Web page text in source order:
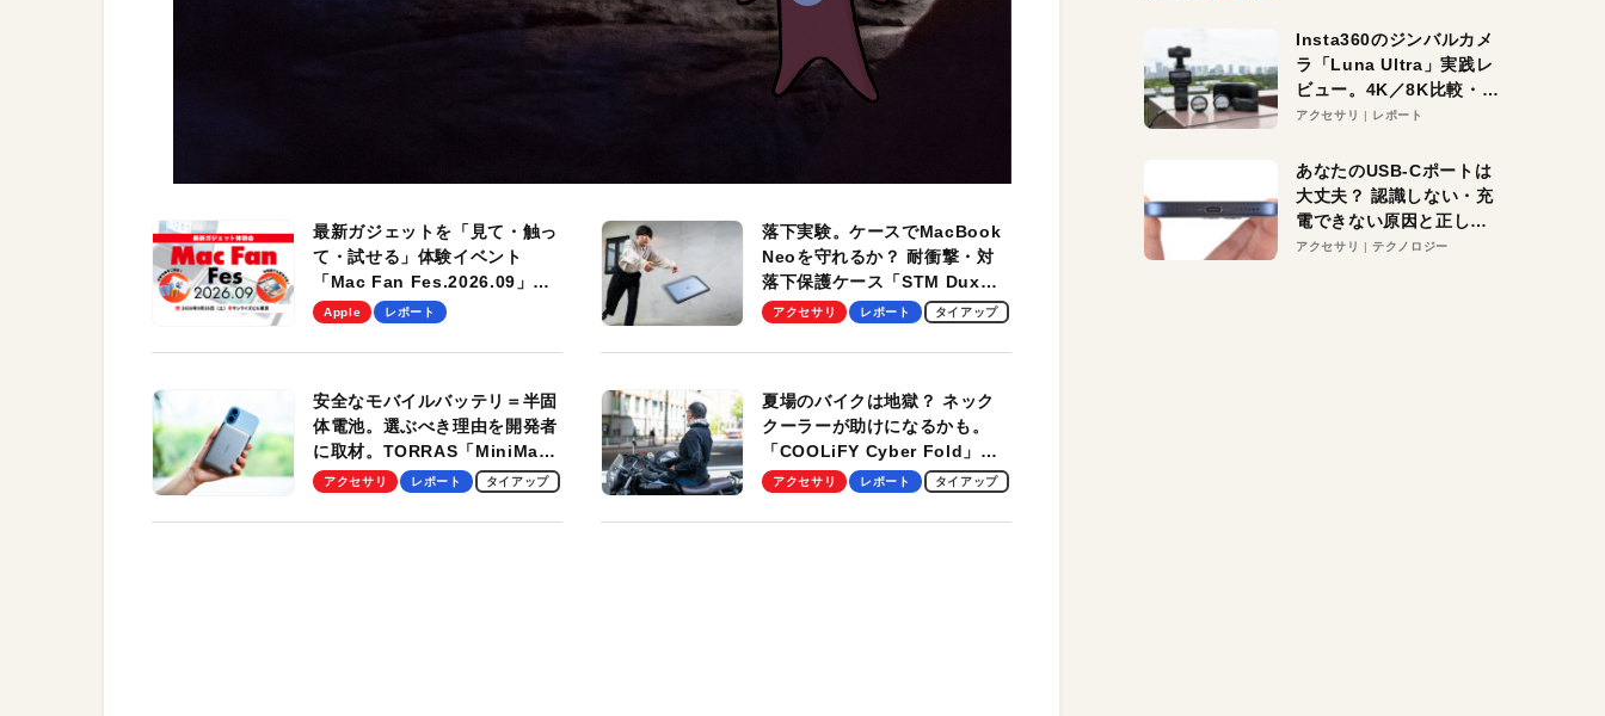
最新ガジェットを「見て・触っ
て・試せる」体験イベント
「Mac Fan Fes.2026.09」
を、9月26日（土）に開催しま
Apple レポート
落下実験。ケースでMacBook
Neoを守れるか？ 耐衝撃・対
落下保護ケース「STM Dux
Ultra」を検証。学生、ビジネ
適！
アクセサリ レポート タイアップ
安全なモバイルバッテリ＝半固
体電池。選ぶべき理由を開発者
に取材。TORRAS「MiniMag
Pro」の実機レビューも
アクセサリ レポート タイアップ
夏場のバイクは地獄？ ネック
クーラーが助けになるかも。
「COOLiFY Cyber Fold」レ
ビュー。冷却の速さ、密着する
性がグッド！
アクセサリ レポート タイアップ
る未来はすぐそこ！
Insta360のジンバルカメ
ラ「Luna Ultra」実践レ
ビュー。4K／8K比較・ズ
ーム・夜間撮影をチェッ
アクセサリ レポート
あなたのUSB-Cポートは
大丈夫？ 認識しない・充
電できない原因と正しい
対策
アクセサリ テクノロジー